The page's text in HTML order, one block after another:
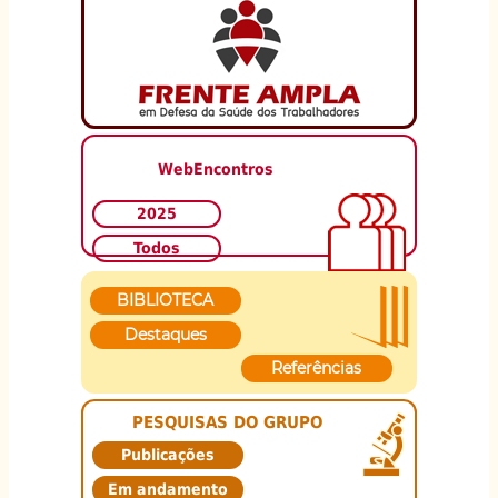
WebEncontros
2025
Todos
BIBLIOTECA
Destaques
Referências
PESQUISAS DO GRUPO
Publicações
Em andamento